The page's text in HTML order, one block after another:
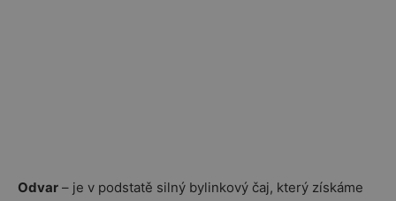
Odvar – je v podstatě silný bylinkový čaj, který získáme